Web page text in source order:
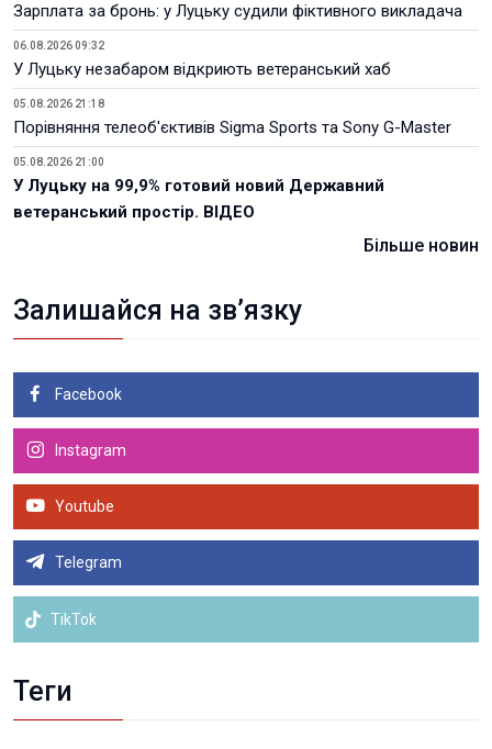
Зарплата за бронь: у Луцьку судили фіктивного викладача
06.08.2026 09:32
У Луцьку незабаром відкриють ветеранський хаб
05.08.2026 21:18
Порівняння телеоб'єктивів Sigma Sports та Sony G-Master
05.08.2026 21:00
У Луцьку на 99,9% готовий новий Державний
ветеранський простір. ВІДЕО
Більше новин
Залишайся на зв’язку
Facebook
Instagram
Youtube
Telegram
TikTok
Теги